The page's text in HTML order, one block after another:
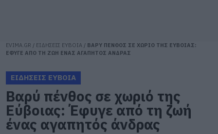
EVIMA.GR / ΕΙΔΗΣΕΙΣ ΕΥΒΟΙΑ / ΒΑΡΥ ΠΕΝΘΟΣ ΣΕ ΧΩΡΙΟ ΤΗΣ ΕΥΒΟΙΑΣ:
ΕΦΥΓΕ ΑΠΟ ΤΗ ΖΩΗ ΕΝΑΣ ΑΓΑΠΗΤΟΣ ΑΝΔΡΑΣ
ΕΙΔΗΣΕΙΣ ΕΥΒΟΙΑ
Βαρύ πένθος σε χωριό της
Εύβοιας: Έφυγε από τη ζωή
ένας αγαπητός άνδρας